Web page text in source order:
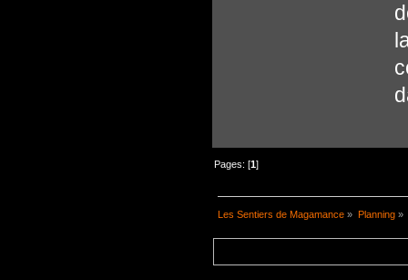
Pages: [1]
Les Sentiers de Magamance » Planning»